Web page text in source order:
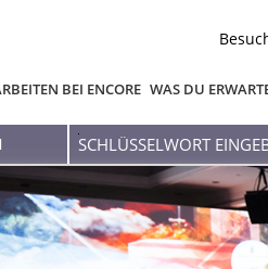
BEI ENCORE WAS DU
Schlüsselwort
eingeben